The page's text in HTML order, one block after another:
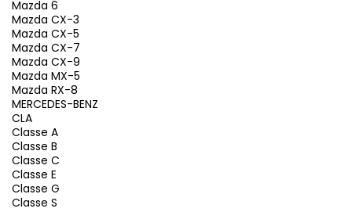
Mazda 6
Mazda CX-3
Mazda CX-5
Mazda CX-7
Mazda CX-9
Mazda MX-5
Mazda RX-8
MERCEDES-BENZ
CLA
Classe A
Classe B
Classe C
Classe E
Classe G
Classe S